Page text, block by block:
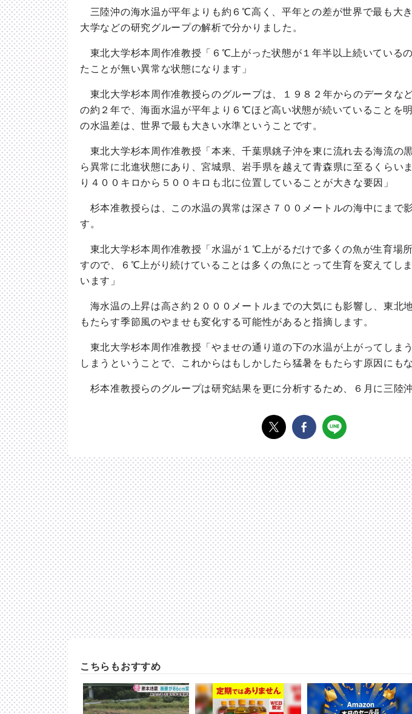
三陸沖の海水温が平年よりも約６℃高く、平年との差が世界で最も大
大学などの研究グループの解析で分かりました。
東北大学杉本周作准教授「６℃上がった状態が１年半以上続いている
たことが無い異常な状態になります」
東北大学杉本周作准教授らのグループは、１９８２年からのデータな
の約２年で、海面水温が平年より６℃ほど高い状態が続いていることを
の水温差は、世界で最も大きい水準ということです。
東北大学杉本周作准教授「本来、千葉県銚子沖を東に流れ去る海流の
ら異常に北進状態にあり、宮城県、岩手県を越えて青森県に至るくらい
り４００キロから５００キロも北に位置していることが大きな要因」
杉本准教授らは、この水温の異常は深さ７００メートルの海中にまで
す。
東北大学杉本周作准教授「水温が１℃上がるだけで多くの魚が生育場
すので、６℃上がり続けていることは多くの魚にとって生育を変えてし
います」
海水温の上昇は高さ約２０００メートルまでの大気にも影響し、東北
もたらす季節風のやませも変化する可能性があると指摘します。
東北大学杉本周作准教授「やませの通り道の下の水温が上がってしま
しまうということで、これからはもしかしたら猛暑をもたらす原因にも
杉本准教授らのグループは研究結果を更に分析するため、６月に三陸
こちらもおすすめ